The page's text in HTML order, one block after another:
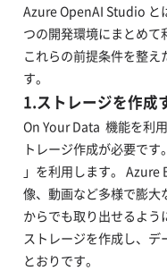
Azure OpenAI Studio と
つの開発環境にまとめて
これらの前提条件を整
す。
1.ストレージを作成
On Your Data 機能を利
トレージ作成が必要で
」を利用します。
像、動画など多様で膨大
からでも取り出せるよう
ストレージを作成し、
とおりです。